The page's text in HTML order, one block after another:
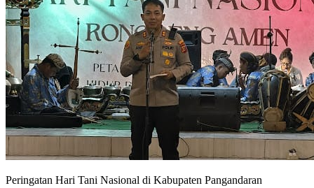
Peringatan Hari Tani Nasional di Kabupaten Pangandaran